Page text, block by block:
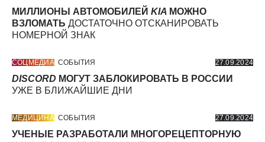
МИЛЛИОНЫ АВТОМОБИЛЕЙ KIA МОЖНО
ВЗЛОМАТЬ ДОСТАТОЧНО ОТСКАНИРОВАТЬ
НОМЕРНОЙ ЗНАК
СОЦМЕДИА СОБЫТИЯ 27.09.2024
DISCORD МОГУТ ЗАБЛОКИРОВАТЬ В РОССИИ
УЖЕ В БЛИЖАЙШИЕ ДНИ
МЕДИЦИНА СОБЫТИЯ 27.09.2024
УЧЕНЫЕ РАЗРАБОТАЛИ МНОГОРЕЦЕПТОРНУЮ